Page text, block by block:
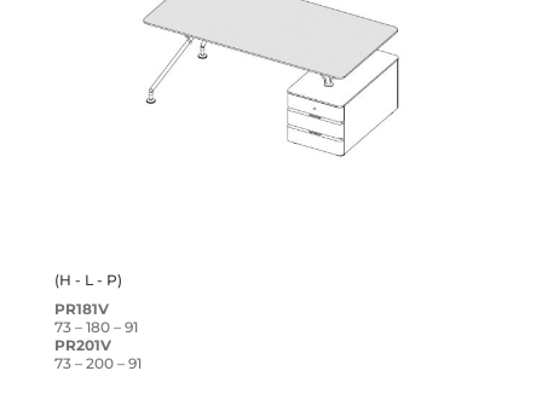
(H - L - P)
PR181V
73 – 180 – 91
PR201V
73 – 200 – 91